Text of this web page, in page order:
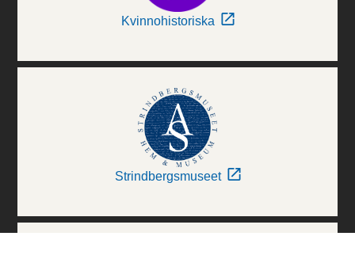
Kvinnohistoriska
Strindbergsmuseet